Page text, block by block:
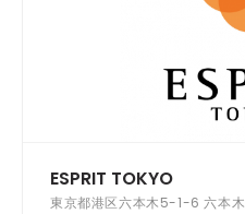
ESPRIT TOKYO
東京都港区六本木5-1-6 六本